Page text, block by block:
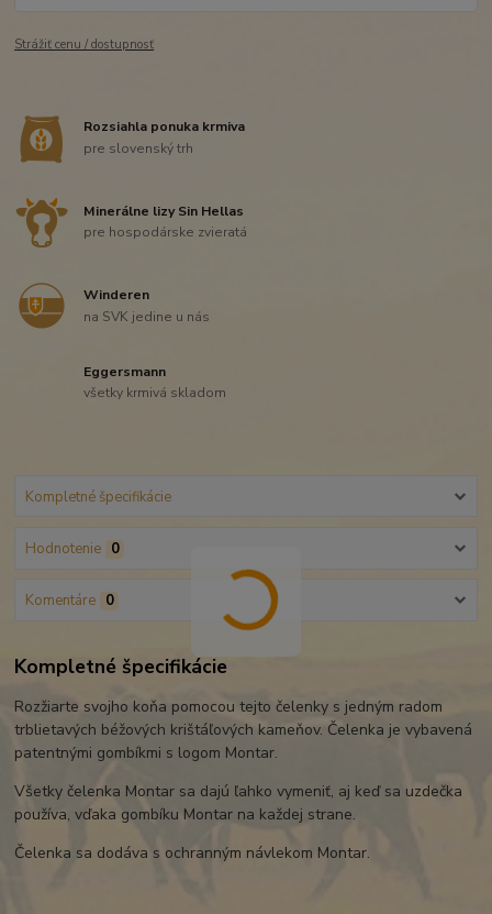
Strážiť cenu / dostupnosť
Rozsiahla ponuka krmiva
pre slovenský trh
Minerálne lizy Sin Hellas
pre hospodárske zvieratá
Winderen
na SVK jedine u nás
Eggersmann
všetky krmivá skladom
Kompletné špecifikácie
Hodnotenie 0
Komentáre 0
Kompletné špecifikácie
Rozžiarte svojho koňa pomocou tejto čelenky s jedným radom
trblietavých béžových krištáľových kameňov. Čelenka je vybavená
patentnými gombíkmi s logom Montar.
Všetky čelenka Montar sa dajú ľahko vymeniť, aj keď sa uzdečka
používa, vďaka gombíku Montar na každej strane.
Čelenka sa dodáva s ochranným návlekom Montar.